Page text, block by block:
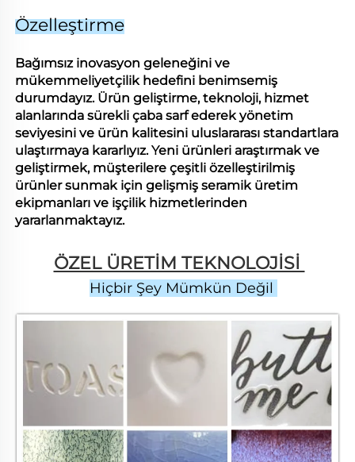
Özelleştirme
Bağımsız inovasyon geleneğini ve
mükemmeliyetçilik hedefini benimsemiş
durumdayız. Ürün geliştirme, teknoloji, hizmet
alanlarında sürekli çaba sarf ederek yönetim
seviyesini ve ürün kalitesini uluslararası standartlara
ulaştırmaya kararlıyız. Yeni ürünleri araştırmak ve
geliştirmek, müşterilere çeşitli özelleştirilmiş
ürünler sunmak için gelişmiş seramik üretim
ekipmanları ve işçilik hizmetlerinden
yararlanmaktayız.
ÖZEL ÜRETİM TEKNOLOJİSİ
Hiçbir Şey Mümkün Değil